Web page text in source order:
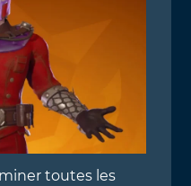
toutes les